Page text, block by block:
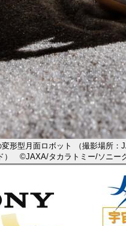
形型月面ロボット （撮影場所
） ©JAXA/タカラトミー/ソニー